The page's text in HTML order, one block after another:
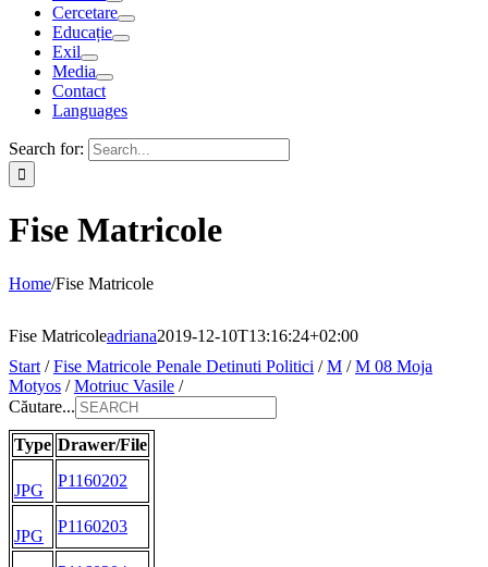
Cercetare
Educație
Exil
Media
Contact
Languages
Search for:
Fise Matricole
Home/Fise Matricole
Fise Matricoleadriana2019-12-10T13:16:24+02:00
Start /Fise Matricole Penale Detinuti Politici /M /M 08 Moja
Motyos /Motriuc Vasile /
Căutare...
Type Drawer/File
JPG
P1160202
JPG
P1160203